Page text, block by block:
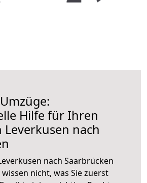
Hilfe für Ihren
Leverkusen nach
nach Saarbrücken
nicht, was Sie zuerst